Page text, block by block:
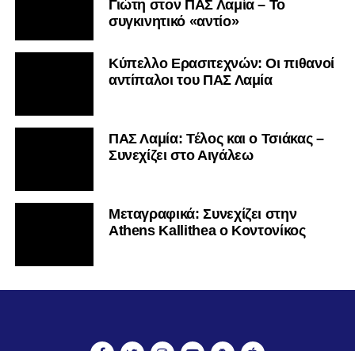
Γιώτη στον ΠΑΣ Λαμία – Το
συγκινητικό «αντίο»
Κύπελλο Ερασιτεχνών: Οι πιθανοί
αντίπαλοι του ΠΑΣ Λαμία
ΠΑΣ Λαμία: Τέλος και ο Τσιάκας –
Συνεχίζει στο Αιγάλεω
Mεταγραφικά: Συνεχίζει στην
Athens Kallithea ο Κοντονίκος